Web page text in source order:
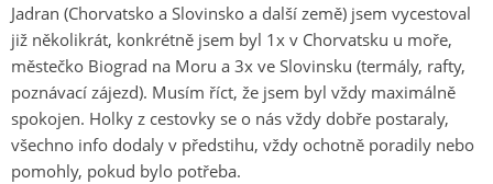
Jadran (Chorvatsko a Slovinsko a další země) jsem vycestoval
již několikrát, konkrétně jsem byl 1x v Chorvatsku u moře,
městečko Biograd na Moru a 3x ve Slovinsku (termály, rafty,
poznávací zájezd). Musím říct, že jsem byl vždy maximálně
spokojen. Holky z cestovky se o nás vždy dobře postaraly,
všechno info dodaly v předstihu, vždy ochotně poradily nebo
pomohly, pokud bylo potřeba.